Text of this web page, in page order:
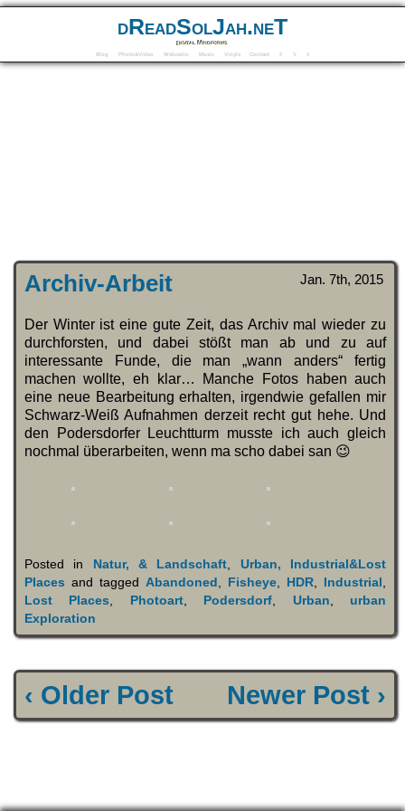
dReadSolJah.neT
Digital Mindforms
Blog Photo&Video Webradio Music Vinyls Contact F Y S
Jan. 7th, 2015
Archiv-Arbeit
Der Winter ist eine gute Zeit, das Archiv mal wieder zu
durchforsten, und dabei stößt man ab und zu auf
interessante Funde, die man „wann anders“ fertig
machen wollte, eh klar… Manche Fotos haben auch
eine neue Bearbeitung erhalten, irgendwie gefallen mir
Schwarz-Weiß Aufnahmen derzeit recht gut hehe. Und
den Podersdorfer Leuchtturm musste ich auch gleich
nochmal überarbeiten, wenn ma scho dabei san 😉
Posted in Natur, & Landschaft
Urban, Industrial&Lost
Places and tagged Abandoned Fisheye HDR Industrial
Lost Places
Photoart, Podersdorf Urban ,urban
Exploration
‹ Older Post Newer Post ›